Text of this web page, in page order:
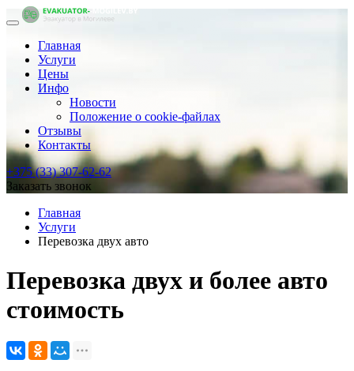
Главная
Услуги
Цены
Инфо
Новости
Положение о cookie-файлах
Отзывы
Контакты
+375 (33) 307-62-62
Заказать звонок
Главная
Услуги
Перевозка двух авто
Перевозка двух и более авто
стоимость